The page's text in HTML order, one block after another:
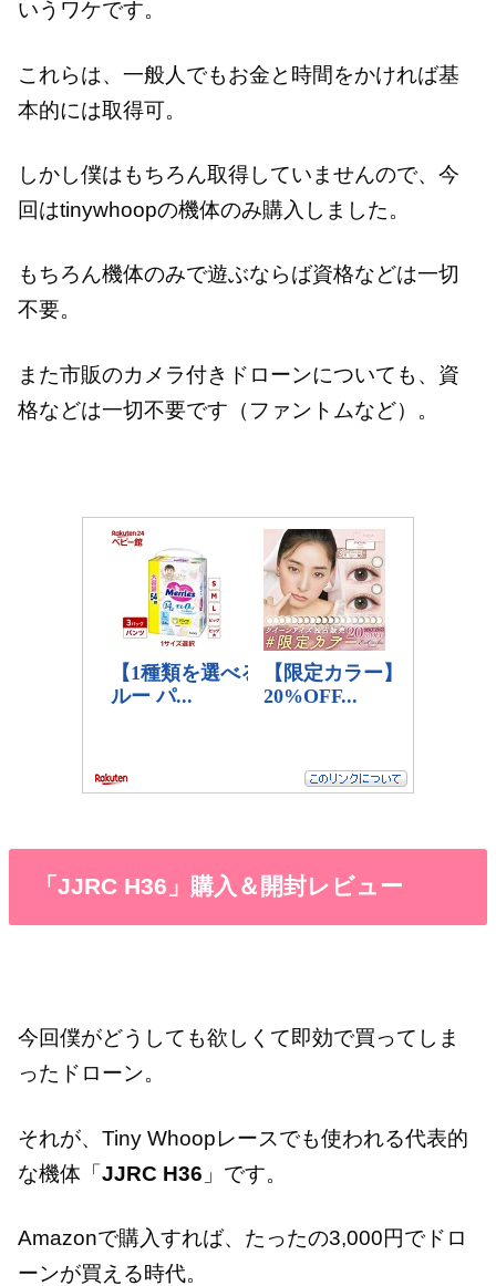
いうワケです。
これらは、一般人でもお金と時間をかければ基
本的には取得可。
しかし僕はもちろん取得していませんので、今
回はtinywhoopの機体のみ購入しました。
もちろん機体のみで遊ぶならば資格などは一切
不要。
また市販のカメラ付きドローンについても、資
格などは一切不要です（ファントムなど）。
「JJRC H36」購入＆開封レビュー
今回僕がどうしても欲しくて即効で買ってしま
ったドローン。
それが、Tiny Whoopレースでも使われる代表的
な機体「JJRC H36 」です。
Amazonで購入すれば、たったの3,000円でドロ
ーンが買える時代。